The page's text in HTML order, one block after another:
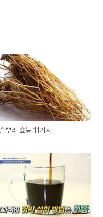
뿌리 효능 11가지